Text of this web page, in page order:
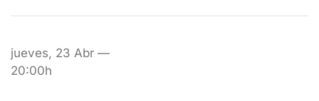
jueves, 23 Abr —
20:00h